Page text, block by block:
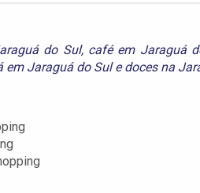
do Sul, café em Jaraguá
em Jaraguá do Suledoces na